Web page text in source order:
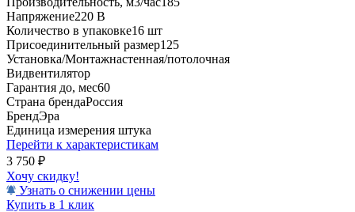
Напряжение220 В
Количество в упаковке16 шт
Присоединительный размер125
Установка/Монтажнастенная/потолочная
Видвентилятор
Гарантия до, мес60
Страна брендаРоссия
БрендЭра
Единица измерения штука
Перейти к характеристикам
3 750 ₽
Хочу скидку!
Узнать о снижении цены
Купить в 1 клик